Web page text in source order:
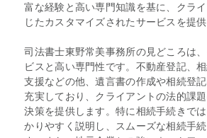
富な経験と高い専門知識を基に、クラ
じたカスタマイズされたサービスを提供
司法書士東野常美事務所の見どころは
ビスと高い専門性です。不動産登記、
支援などの他、遺言書の作成や相続登
充実しており、クライアントの法的課
決策を提供します。特に相続手続きで
かりやすく説明し、スムーズな相続手